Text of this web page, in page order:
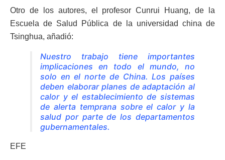
Otro de los autores, el profesor Cunrui Huang, de la
Escuela de Salud Pública de la universidad china de
Tsinghua, añadió:
Nuestro trabajo tiene importantes
implicaciones en todo el mundo, no
solo en el norte de China. Los países
deben elaborar planes de adaptación al
calor y el establecimiento de sistemas
de alerta temprana sobre el calor y la
salud por parte de los departamentos
gubernamentales.
EFE